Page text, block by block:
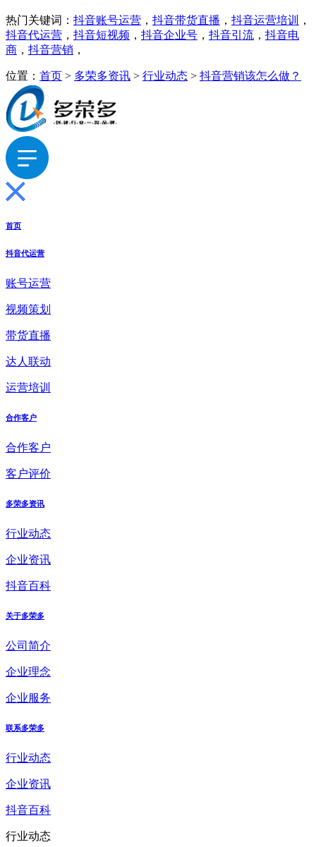
热门关键词： 抖音账号运营 ， 抖音带货直播 ， 抖音运营培训
，
抖音代运营 ， 抖音短视频 ， 抖音企业号 ， 抖音引流 ， 抖音电
商 ， 抖音营销 ，
位置： 首页 > 多荣多资讯 > 行业动态 > 抖音营销该怎么做？
首页
抖音代运营
账号运营
视频策划
带货直播
达人联动
运营培训
合作客户
合作客户
客户评价
多荣多资讯
行业动态
企业资讯
抖音百科
关于多荣多
公司简介
企业理念
企业服务
联系多荣多
行业动态
企业资讯
抖音百科
行业动态